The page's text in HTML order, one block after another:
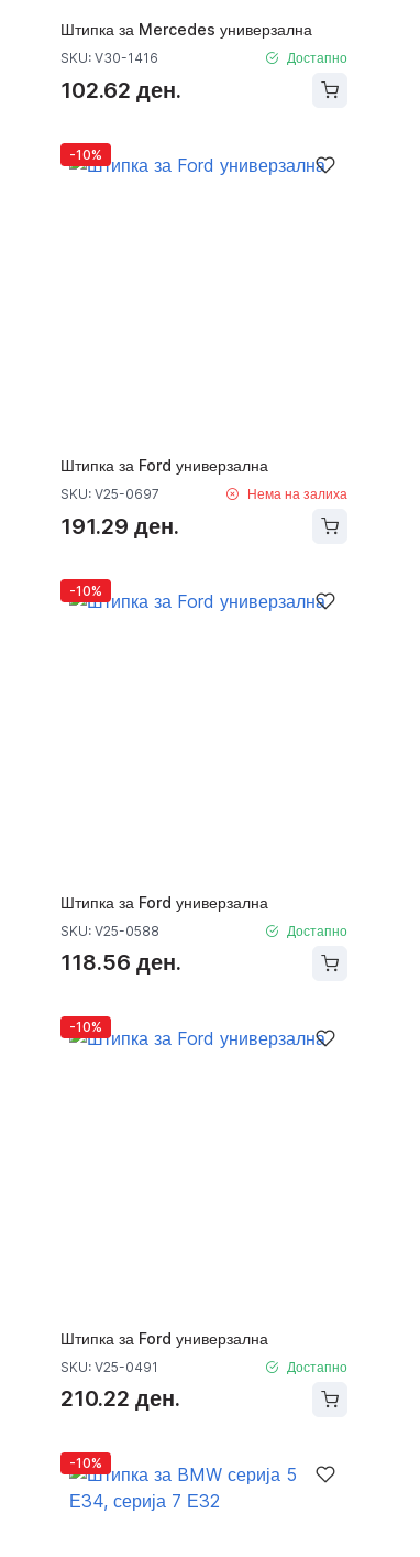
Штипка за Mercedes универзална
SKU: V30-1416 Достапно
102.62 ден.
-10%
Штипка за Ford универзална
SKU: V25-0697 Нема на залиха
191.29 ден.
-10%
Штипка за Ford универзална
SKU: V25-0588 Достапно
118.56 ден.
-10%
Штипка за Ford универзална
SKU: V25-0491 Достапно
210.22 ден.
-10%